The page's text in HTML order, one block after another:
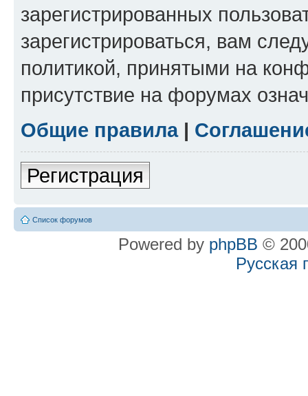
зарегистрированных
зарегистрироваться, вам
политикой, принятыми на
присутствие на форумах
Общие правила|
Регистрация
Список форумов
Powered by phpBB ©
Русская